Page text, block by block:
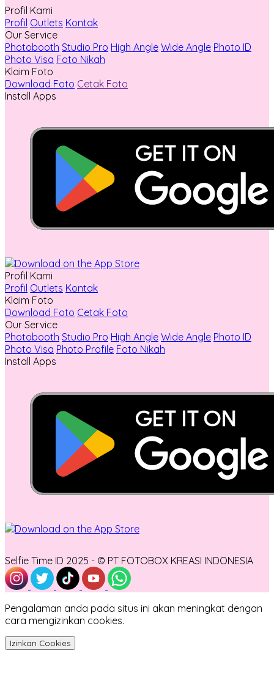
Profil Kami
Profil Outlets Kontak
Our Service
Photobooth Studio Pro High Angle Wide Angle Photo ID
Photo Visa Foto Nikah
Klaim Foto
Download Foto Cetak Foto
Install Apps
Profil Kami
Profil Outlets Kontak
Klaim Foto
Download Foto Cetak Foto
Our Service
Photobooth Studio Pro High Angle Wide Angle Photo ID
Photo Visa Photo Profile Foto Nikah
Install Apps
Selfie Time ID 2025 - © PT FOTOBOX KREASI INDONESIA
Pengalaman anda pada situs ini akan meningkat dengan
cara mengizinkan cookies.
Izinkan Cookies